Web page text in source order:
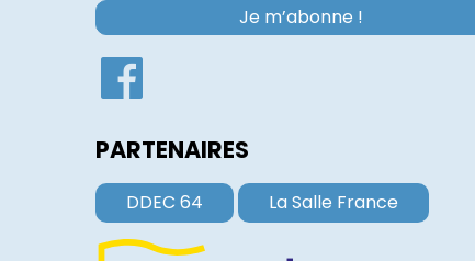
PARTENAIRES
DDEC 64 La Salle France